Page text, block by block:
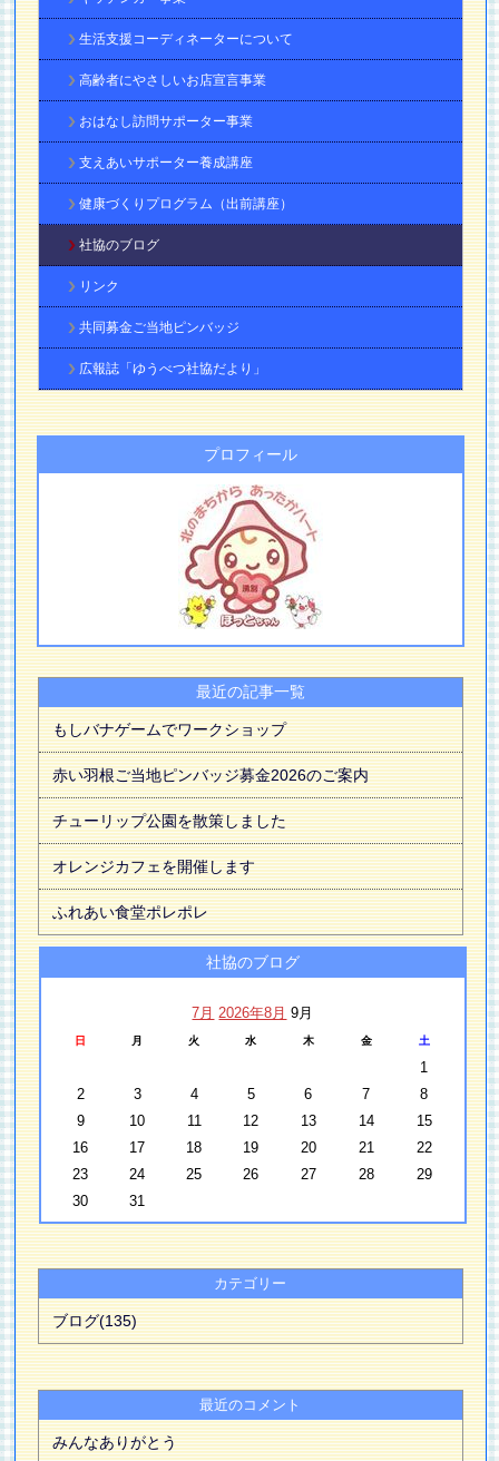
生活支援コーディネーターについて
高齢者にやさしいお店宣言事業
おはなし訪問サポーター事業
支えあいサポーター養成講座
健康づくりプログラム（出前講座）
社協のブログ
リンク
共同募金ご当地ピンバッジ
広報誌「ゆうべつ社協だより」
プロフィール
最近の記事一覧
もしバナゲームでワークショップ
赤い羽根ご当地ピンバッジ募金2026のご案内
チューリップ公園を散策しました
オレンジカフェを開催します
ふれあい食堂ポレポレ
社協のブログ
7月 2026年8月 9月
日 月 火 水 木 金 土
1
2
3 4 5 6 7
8
9
10 11 12 13 14
15
16
17 18 19 20 21
22
23
24 25 26 27 28
29
30
31
カテゴリー
ブログ(135)
最近のコメント
みんなありがとう